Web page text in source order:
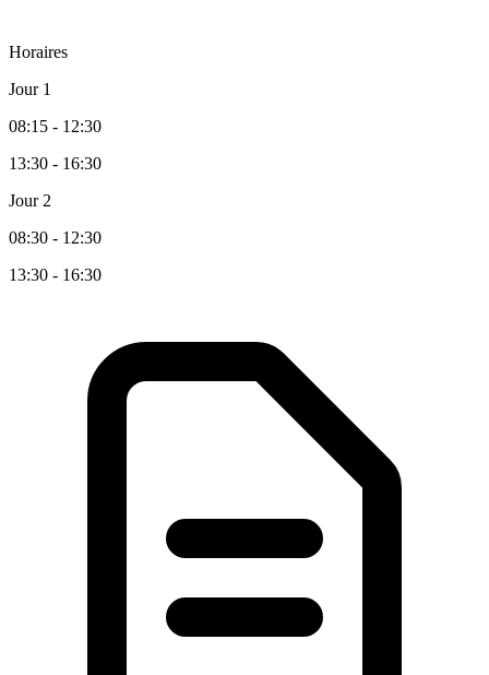
Horaires
Jour 1
08:15 - 12:30
13:30 - 16:30
Jour 2
08:30 - 12:30
13:30 - 16:30